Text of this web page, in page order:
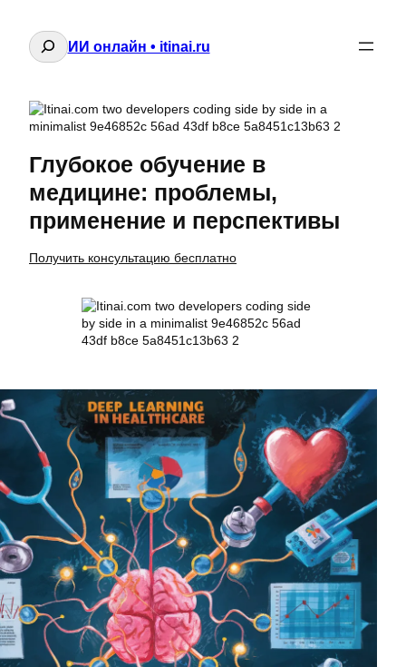
Поиск
ИИ онлайн • itinai.ru
Глубокое обучение в
медицине: проблемы,
применение и перспективы
Получить консультацию бесплатно